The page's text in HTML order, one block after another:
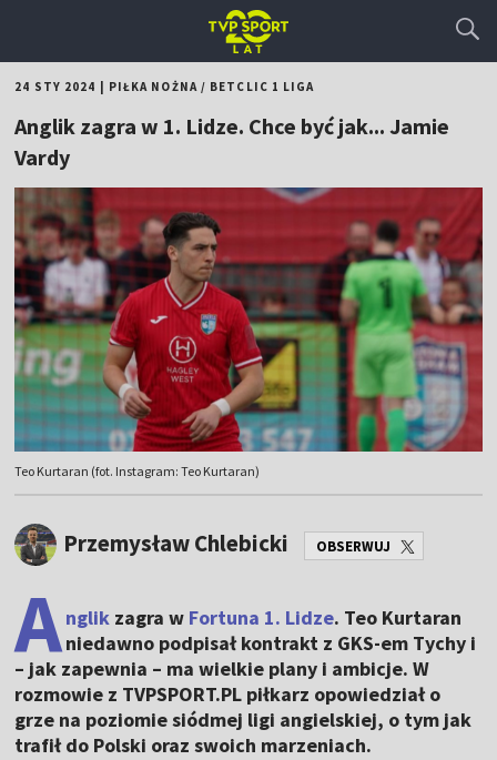
24 STY 2024 PIŁKA NOŻNA/ BETCLIC 1 LIGA
Anglik zagra w 1. Lidze. Chce być jak... Jamie
Vardy
Teo Kurtaran (fot. Instagram: Teo Kurtaran)
Przemysław Chlebicki OBSERWUJ
Anglik zagra w Fortuna 1. Lidze. Teo Kurtaran
niedawno podpisał kontrakt z GKS-em Tychy i
– jak zapewnia – ma wielkie plany i ambicje. W
rozmowie z TVPSPORT.PL piłkarz opowiedział o
grze na poziomie siódmej ligi angielskiej, o tym jak
trafił do Polski oraz swoich marzeniach.